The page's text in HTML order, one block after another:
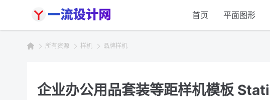
首页 平面图形
所有资源 样机 品牌样机
企业办公用品套装等距样机模板